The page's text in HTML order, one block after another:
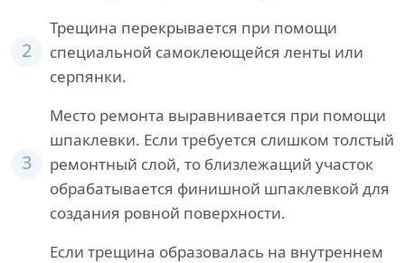
2
Трещина перекрывается при помощи
специальной самоклеющейся ленты или
серпянки.
3
Место ремонта выравнивается при помощи
шпаклевки. Если требуется слишком толстый
ремонтный слой, то близлежащий участок
обрабатывается финишной шпаклевкой для
создания ровной поверхности.
Если трещина образовалась на внутреннем